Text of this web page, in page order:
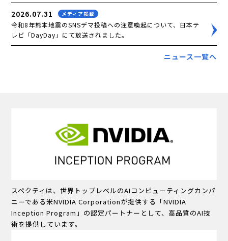
2026.07.31 メディア掲載
令和8年熊本地震のSNSデマ投稿への注意喚起について、日本テ
レビ「DayDay」にて放送されました。
ニュース一覧へ
スペクティは、世界トップレベルのAIコンピューティングカンパ
ニーである米NVIDIA Corporationが提供する「NVIDIA
Inception Program」の認定パートナーとして、高品質のAI技
術を提供しています。